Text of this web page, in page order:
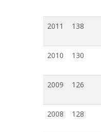
2011
138
2010
130
2009
126
2008
128